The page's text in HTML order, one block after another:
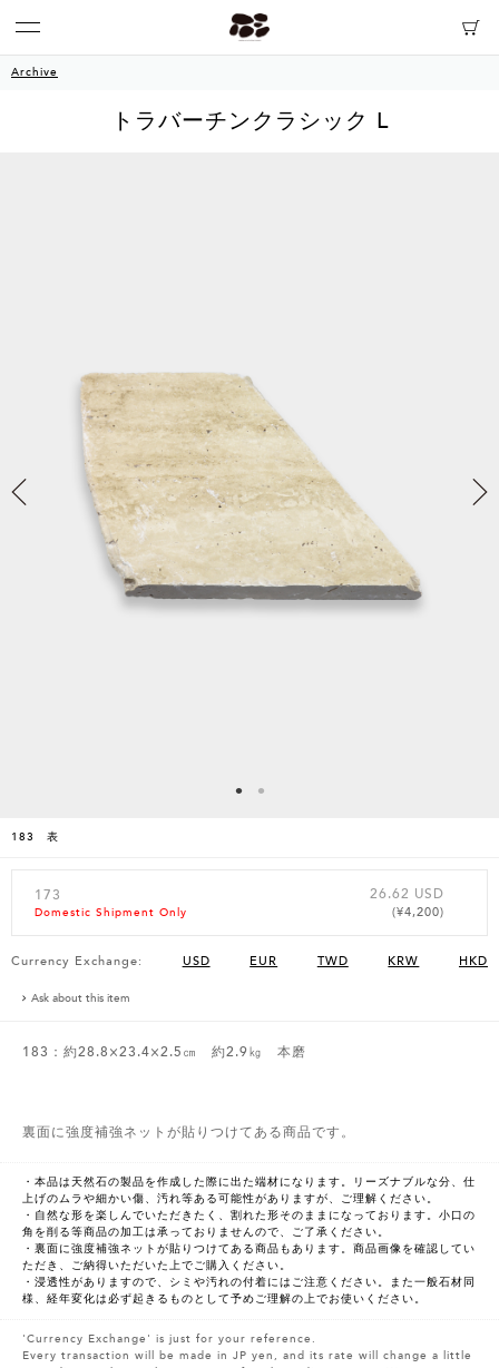
Archive
トラバーチンクラシック L
183 表
173
Domestic Shipment Only
26.62 USD
(¥4,200)
Currency Exchange: USD EUR TWD KRW HKD
Ask about this item
183：約28.8×23.4×2.5㎝ 約2.9㎏ 本磨
裏面に強度補強ネットが貼りつけてある商品です。
・本品は天然石の製品を作成した際に出た端材になります。リーズナブルな分、仕
上げのムラや細かい傷、汚れ等ある可能性がありますが、ご理解ください。
・自然な形を楽しんでいただきたく、割れた形そのままになっております。小口の
角を削る等商品の加工は承っておりませんので、ご了承ください。
・裏面に強度補強ネットが貼りつけてある商品もあります。商品画像を確認してい
ただき、ご納得いただいた上でご購入ください。
・浸透性がありますので、シミや汚れの付着にはご注意ください。また一般石材同
様、経年変化は必ず起きるものとして予めご理解の上でお使いください。
'Currency Exchange' is just for your reference.
Every transaction will be made in JP yen, and its rate will change a little